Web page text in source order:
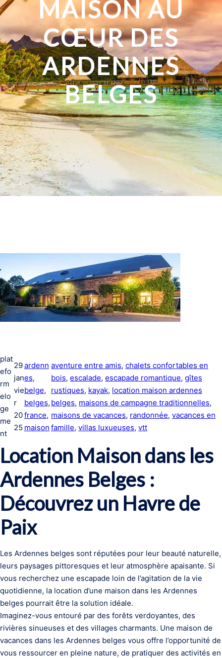
MAISON AU
CŒUR DES
ARDENNES
BELGES
plat
efo
rm
elo
ge
me
nt
29
jan
vie
r
20
25
ardenn
es
belge
belges ,
france
maison
aventure entre amis, chalets confortables en
bois, escalade, escapade romantique, gîtes
rustiques, kayak, location maison ardennes
belges, maisons de campagne traditionnelles
maisons de vacances, randonnée, vacances en
famille, villas luxueuses, vtt
Location Maison dans les
Ardennes Belges :
Découvrez un Havre de
Paix
Les Ardennes belges sont réputées pour leur beauté naturelle,
leurs paysages pittoresques et leur atmosphère apaisante. Si
vous recherchez une escapade loin de l’agitation de la vie
quotidienne, la location d’une maison dans les Ardennes
belges pourrait être la solution idéale.
Imaginez-vous entouré par des forêts verdoyantes, des
rivières sinueuses et des villages charmants. Une maison de
vacances dans les Ardennes belges vous offre l’opportunité de
vous ressourcer en pleine nature, de pratiquer des activités en